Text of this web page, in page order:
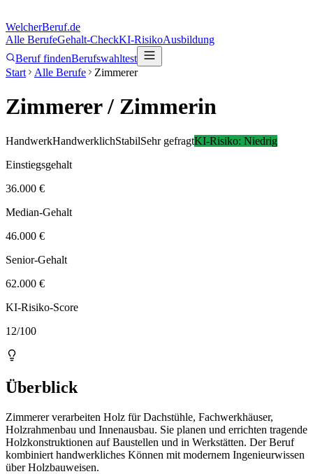
WelcherBeruf.de
Alle BerufeGehalt-CheckKI-RisikoAusbildung
Beruf findenBerufswahltest
Start
Alle Berufe Zimmerer
Zimmerer/ Zimmerin
HandwerkHandwerklichStabilSehr gefragtKI-Risiko: Niedrig
Einstiegsgehalt
36.000 €
Median-Gehalt
46.000 €
Senior-Gehalt
62.000 €
KI-Risiko-Score
12/100
Überblick
Zimmerer verarbeiten Holz für Dachstühle, Fachwerkhäuser,
Holzrahmenbau und Innenausbau. Sie planen und errichten tragende
Holzkonstruktionen auf Baustellen und in Werkstätten. Der Beruf
kombiniert handwerkliches Können mit modernem Ingenieurwissen
über Holzbauweisen.